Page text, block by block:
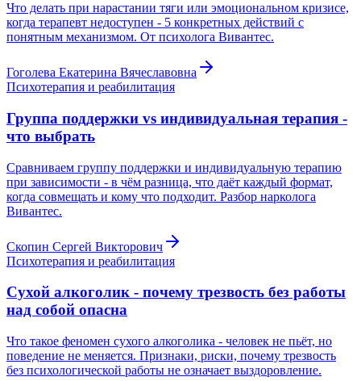
Что делать при нарастании тяги или эмоциональном кризисе,
когда терапевт недоступен - 5 конкретных действий с
понятным механизмом. От психолога Вивантес.
Гоголева Екатерина Вячеславовна
Психотерапия и реабилитация
Группа поддержки vs индивидуальная терапия -
что выбрать
Сравниваем группу поддержки и индивидуальную терапию
при зависимости - в чём разница, что даёт каждый формат,
когда совмещать и кому что подходит. Разбор нарколога
Вивантес.
Скопин Сергей Викторович
Психотерапия и реабилитация
Сухой алкоголик - почему трезвость без работы
над собой опасна
Что такое феномен сухого алкоголика - человек не пьёт, но
поведение не меняется. Признаки, риски, почему трезвость
без психологической работы не означает выздоровление.